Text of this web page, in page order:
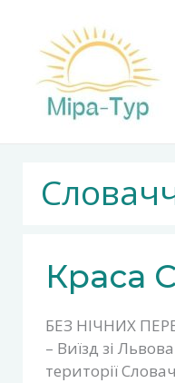
вмісту
Краса
БЕЗ НІЧНИХ
– Виїзд зі
території
СЛОВАЦЬКОГО
КРАЮ